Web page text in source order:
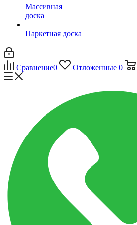
Массивная
доска
Паркетная доска
Сравнение0 Отложенные 0